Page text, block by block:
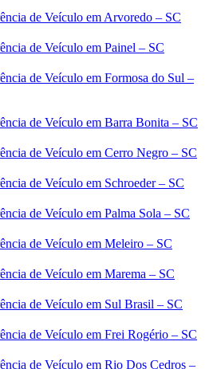
de Veículo em Arvoredo – SC
de Veículo em Painel – SC
de Veículo em Formosa do Sul –
de Veículo em Barra Bonita – SC
de Veículo em Cerro Negro – SC
de Veículo em Schroeder – SC
de Veículo em Palma Sola – SC
de Veículo em Meleiro – SC
de Veículo em Marema – SC
de Veículo em Sul Brasil – SC
de Veículo em Frei Rogério – SC
de Veículo em Rio Dos Cedros –